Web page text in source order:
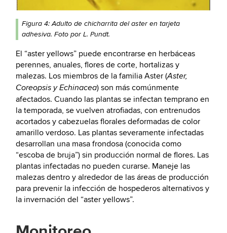
Figura 4: Adulto de chicharrita del aster en tarjeta
adhesiva. Foto por L. Pundt.
El “aster yellows” puede encontrarse en herbáceas
perennes, anuales, flores de corte, hortalizas y
malezas. Los miembros de la familia Aster (Aster,
Coreopsis y Echinacea) son más comúnmente
afectados. Cuando las plantas se infectan temprano en
la temporada, se vuelven atrofiadas, con entrenudos
acortados y cabezuelas florales deformadas de color
amarillo verdoso. Las plantas severamente infectadas
desarrollan una masa frondosa (conocida como
“escoba de bruja”) sin producción normal de flores. Las
plantas infectadas no pueden curarse. Maneje las
malezas dentro y alrededor de las áreas de producción
para prevenir la infección de hospederos alternativos y
la invernación del “aster yellows”.